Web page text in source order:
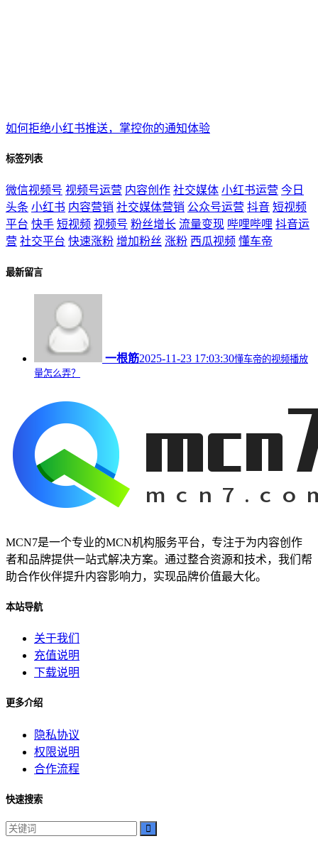
如何拒绝小红书推送，掌控你的通知体验
标签列表
微信视频号 视频号运营 内容创作 社交媒体 小红书运营 今日
头条 小红书 内容营销 社交媒体营销 公众号运营 抖音 短视频
平台 快手 短视频 视频号 粉丝增长 流量变现 哔哩哔哩 抖音运
营 社交平台 快速涨粉 增加粉丝 涨粉 西瓜视频 懂车帝
最新留言
一根筋2025-11-23 17:03:30懂车帝的视频播放
量怎么弄？
MCN7是一个专业的MCN机构服务平台，专注于为内容创作
者和品牌提供一站式解决方案。通过整合资源和技术，我们帮
助合作伙伴提升内容影响力，实现品牌价值最大化。
本站导航
关于我们
充值说明
下载说明
更多介绍
隐私协议
权限说明
合作流程
快速搜索